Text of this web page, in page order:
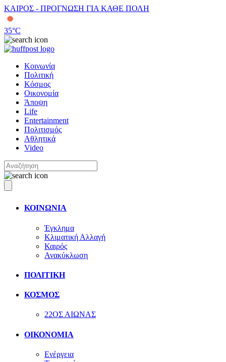
ΚΑΙΡΟΣ - ΠΡΟΓΝΩΣΗ ΓΙΑ ΚΑΘΕ ΠΟΛΗ
35°C
Κοινωνία
Πολιτική
Κόσμος
Οικονομία
Άποψη
Life
Entertainment
Πολιτισμός
Αθλητικά
Video
ΚΟΙΝΩΝΙΑ
Έγκλημα
Κλιματική Αλλαγή
Καιρός
Ανακύκλωση
ΠΟΛΙΤΙΚΗ
ΚΟΣΜΟΣ
22ΟΣ ΑΙΩΝΑΣ
ΟΙΚΟΝΟΜΙΑ
Ενέργεια